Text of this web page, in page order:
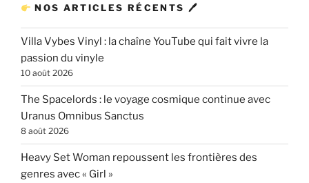
NOS ARTICLES RÉCENTS 🖊
Villa Vybes Vinyl : la chaîne YouTube qui fait vivre la
passion du vinyle
10 août 2026
The Spacelords : le voyage cosmique continue avec
Uranus Omnibus Sanctus
8 août 2026
Heavy Set Woman repoussent les frontières des
genres avec « Girl »